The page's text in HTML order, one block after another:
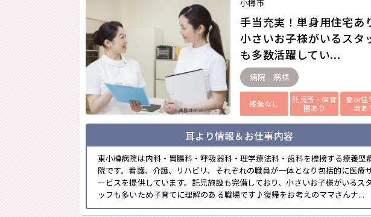
※画像はイメージです。
小樽市
手当充実！単身用住宅
小さいお子様がいるスタ
も多数活躍してい...
病院 - 病棟
残業なし
託児所・保育
園あり
寮or住
当あ
耳より情報＆お仕事内容
東小樽病院は内科・胃腸科・呼吸器科・理学療法科・歯科を標榜する療養型
院です。看護、介護、リハビリ、それぞれの職員が一体となり包括的に医療
ービスを提供しています。託児施設も完備しており、小さいお子様がいるス
ッフも多いため子育てに理解のある職場です♪復帰をお考えのママさんナ...